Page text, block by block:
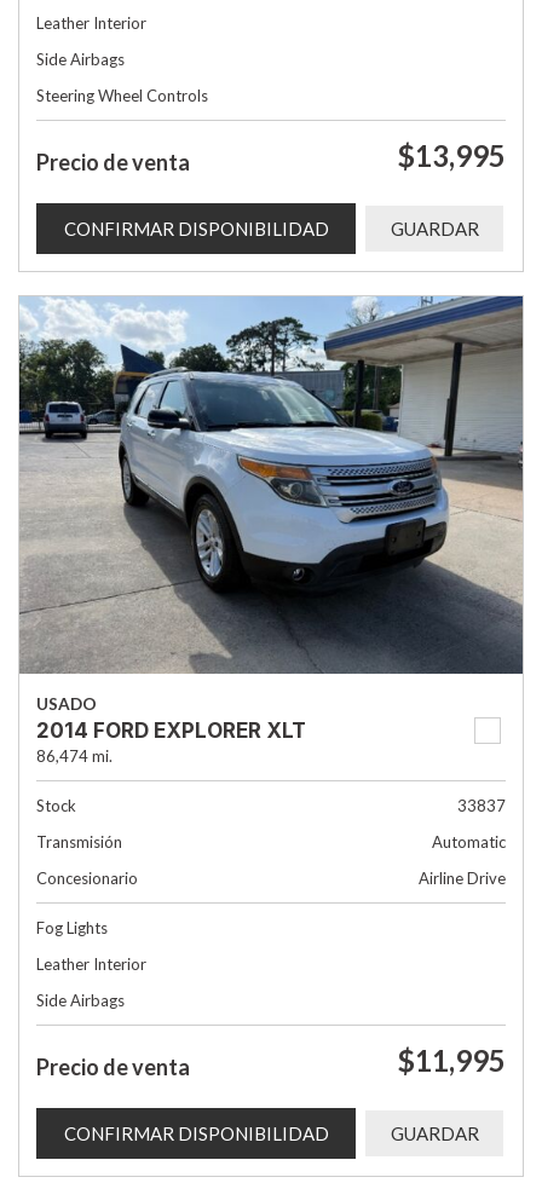
Leather Interior
Side Airbags
Steering Wheel Controls
Precio de venta $13,995
CONFIRMAR DISPONIBILIDAD GUARDAR
USADO
2014 FORD EXPLORER XLT
86,474 mi.
Stock
33837
Transmisión
Automatic
Concesionario
Airline Drive
Fog Lights
Leather Interior
Side Airbags
Precio de venta $11,995
CONFIRMAR DISPONIBILIDAD GUARDAR